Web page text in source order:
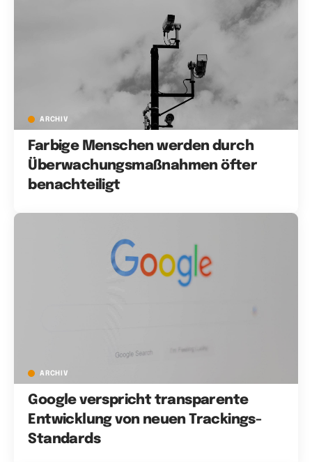
ARCHIV
Farbige Menschen werden durch
Überwachungsmaßnahmen öfter
benachteiligt
ARCHIV
Google verspricht transparente
Entwicklung von neuen Trackings-
Standards